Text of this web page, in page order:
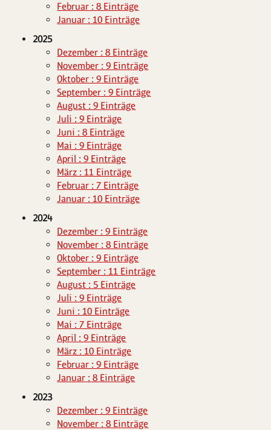
Februar : 8 Einträge
Januar : 10 Einträge
2025
Dezember : 8 Einträge
November : 9 Einträge
Oktober : 9 Einträge
September : 9 Einträge
August : 9 Einträge
Juli : 9 Einträge
Juni : 8 Einträge
Mai : 9 Einträge
April : 9 Einträge
März : 11 Einträge
Februar : 7 Einträge
Januar : 10 Einträge
2024
Dezember : 9 Einträge
November : 8 Einträge
Oktober : 9 Einträge
September : 11 Einträge
August : 5 Einträge
Juli : 9 Einträge
Juni : 10 Einträge
Mai : 7 Einträge
April : 9 Einträge
März : 10 Einträge
Februar : 9 Einträge
Januar : 8 Einträge
2023
Dezember : 9 Einträge
November : 8 Einträge